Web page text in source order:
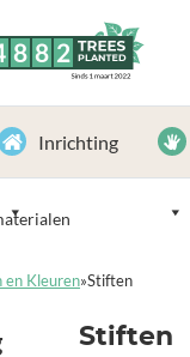
8 8 2 TREES
PLANTED
Sinds 1 maart 2022
Inrichting
en Kleuren»Stiften
Stiften